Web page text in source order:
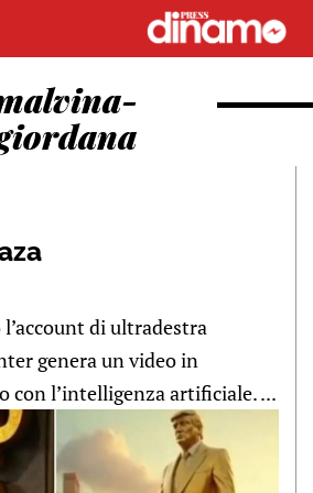
di ultradestra
genera un video in
con l’intelligenza artificiale. ...